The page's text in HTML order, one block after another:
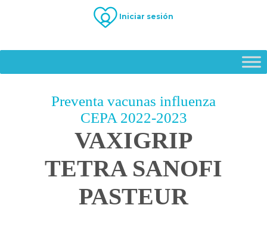
Iniciar sesión
Preventa vacunas influenza
CEPA 2022-2023
VAXIGRIP
TETRA SANOFI
PASTEUR